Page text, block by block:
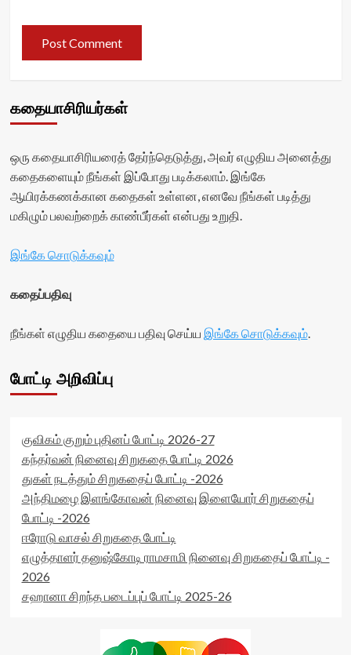
கதையாசிரியர்கள்
ஒரு கதையாசிரியரைத் தேர்ந்தெடுத்து, அவர் எழுதிய அனைத்து
கதைகளையும் நீங்கள் இப்போது படிக்கலாம். இங்கே
ஆயிரக்கணக்கான கதைகள் உள்ளன, எனவே நீங்கள் படித்து
மகிழும் பலவற்றைக் காண்பீர்கள் என்பது உறுதி.
இங்கே சொடுக்கவும்
கதைப்பதிவு
நீங்கள் எழுதிய கதையை பதிவு செய்ய இங்கே சொடுக்கவும்.
போட்டி அறிவிப்பு
குவிகம் குறும் புதினப் போட்டி 2026-27
கந்தர்வன் நினைவு சிறுகதை போட்டி 2026
துகள் நடத்தும் சிறுகதைப் போட்டி -2026
அந்திமழை இளங்கோவன் நினைவு இளையோர் சிறுகதைப்
போட்டி -2026
ஈரோடு வாசல் சிறுகதை போட்டி
எழுத்தாளர் தனுஷ்கோடி ராமசாமி நினைவு சிறுகதைப் போட்டி -
2026
சஹானா சிறந்த படைப்புப் போட்டி 2025-26